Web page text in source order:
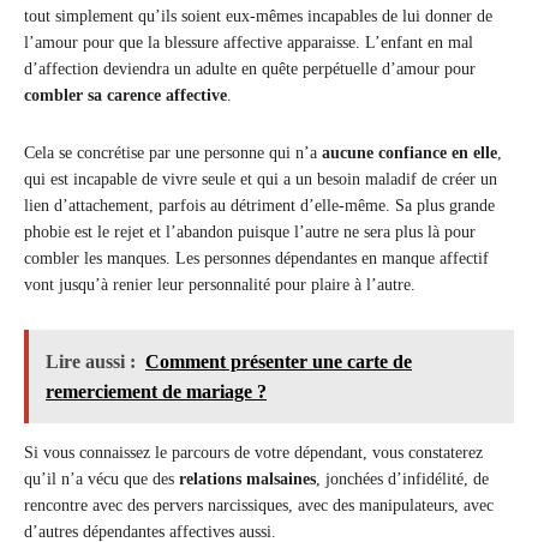
tout simplement qu’ils soient eux-mêmes incapables de lui donner de
l’amour pour que la blessure affective apparaisse. L’enfant en mal
d’affection deviendra un adulte en quête perpétuelle d’amour pour
combler sa carence affective
Cela se concrétise par une personne qui n’a aucune confiance en elle
qui est incapable de vivre seule et qui a un besoin maladif de créer un
lien d’attachement, parfois au détriment d’elle-même. Sa plus grande
phobie est le rejet et l’abandon puisque l’autre ne sera plus là pour
combler les manques. Les personnes dépendantes en manque affectif
vont jusqu’à renier leur personnalité pour plaire à l’autre.
Lire aussi : Comment présenter une carte de
remerciement de mariage ?
Si vous connaissez le parcours de votre dépendant, vous constaterez
qu’il n’a vécu que des relations malsaines , jonchées d’infidélité, de
rencontre avec des pervers narcissiques, avec des manipulateurs, avec
d’autres dépendantes affectives aussi.